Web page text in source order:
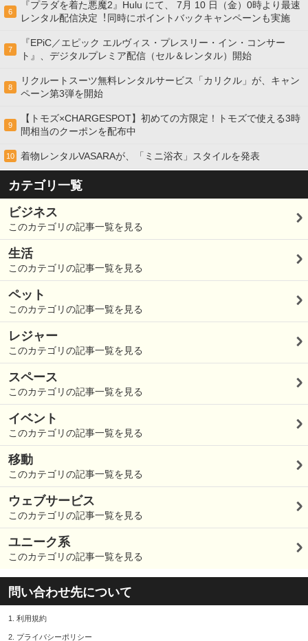
6
『プラダを着た悪魔2』Hulu にて、 7⽉ 10 ⽇（金）0時より最速
レンタル配信決定︕同時にポイントバックキャンペーンも実施
7
『EPiC／エピック エルヴィス・プレスリー・イン・コンサー
ト』、デジタルプレミア配信（セル＆レンタル）開始
8
リクルートスーツ無料レンタルサービス「カリクル」が、キャン
ペーン第3弾を開始
9
【トモズ×CHARGESPOT】初めての方限定！トモズで使える3時
間相当のクーポンを配布中
10 着物レンタルVASARAが、「ミニ浴衣」スタイルを発表
カテゴリ一覧
ビジネス
このカテゴリの記事一覧を見る
生活
このカテゴリの記事一覧を見る
ペット
このカテゴリの記事一覧を見る
レジャー
このカテゴリの記事一覧を見る
スペース
このカテゴリの記事一覧を見る
イベント
このカテゴリの記事一覧を見る
移動
このカテゴリの記事一覧を見る
ウェブサービス
このカテゴリの記事一覧を見る
ユニーク系
このカテゴリの記事一覧を見る
問い合わせ先について
1. 利用規約
2. プライバシーポリシー